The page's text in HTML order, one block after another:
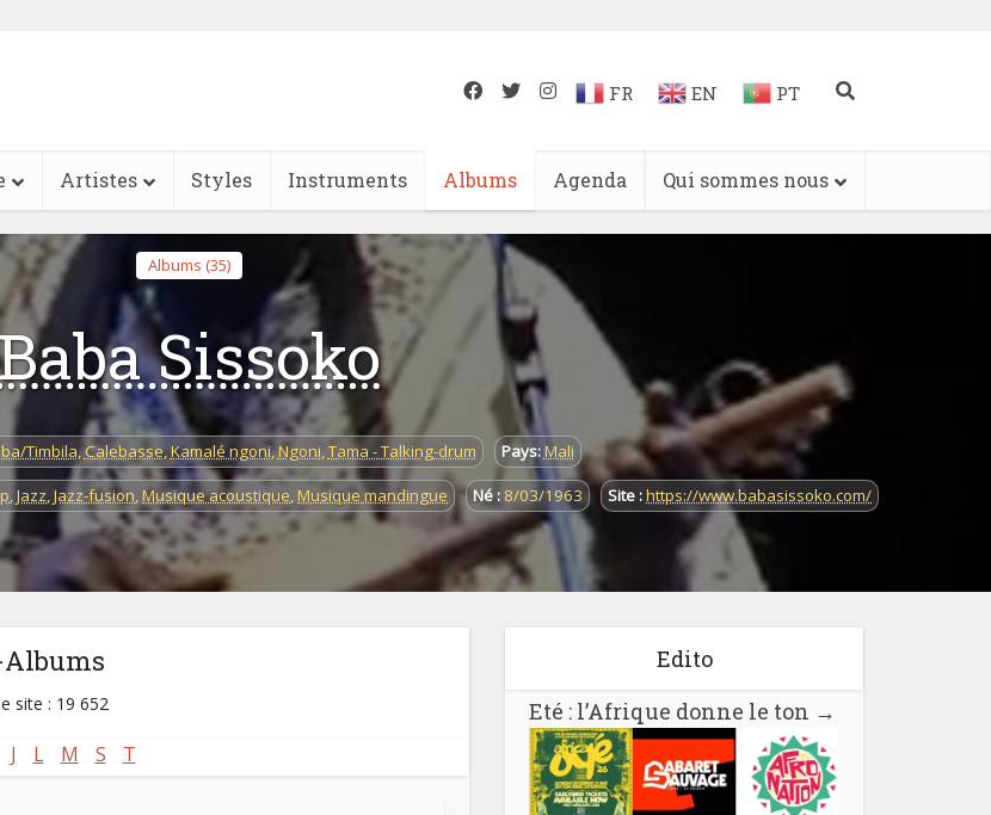
FR EN PT
Artistes Styles Instruments Albums Agenda Qui sommes nous
Albums (35)
Sissoko
Timbila,Calebasse,Kamalé ngoni,Ngoni,Tama - Talking-drum Pays:Mali
,Jazz,Jazz-fusion, Musique acoustique, Musique mandingue Né : 8/03/1963 Site :https://www.babasissoko.com/
Albums
site : 19 652
J L M S T
Edito
Eté : l’Afrique donne le ton →